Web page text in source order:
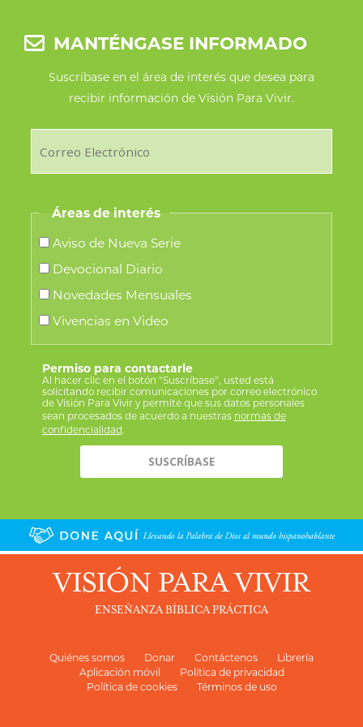
página
de
producto
MANTÉNGASE INFORMADO
Suscríbase en el área de interés que desea para
recibir información de Visión Para Vivir.
Áreas de interés
Aviso de Nueva Serie
Devocional Diario
Novedades Mensuales
Vivencias en Video
Permiso para contactarle
Al hacer clic en el botón “Suscríbase”, usted está
solicitando recibir comunicaciones por correo electrónico
de Visión Para Vivir y permite que sus datos personales
sean procesados de acuerdo a nuestras normas de
confidencialidad.
VISIÓN PARA VIVIR
ENSEÑANZA BÍBLICA PRÁCTICA
Quiénes somos Donar Contáctenos
Librería
Aplicación móvil
Política de privacidad
Política de cookies
Términos de uso